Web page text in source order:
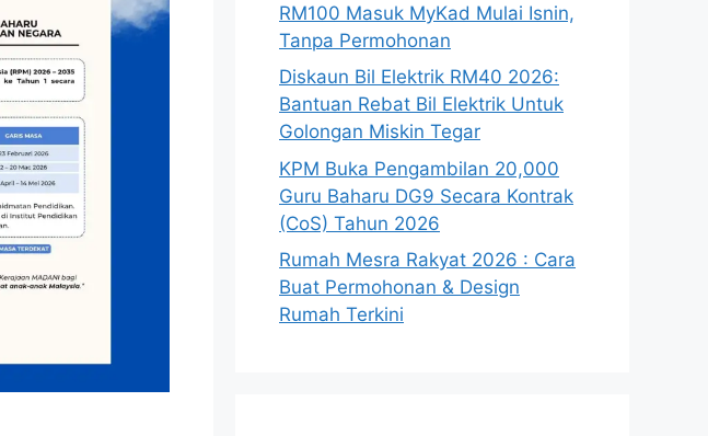
RM100 Masuk MyKad Mulai Isnin,
Tanpa Permohonan
Diskaun Bil Elektrik RM40 2026:
Bantuan Rebat Bil Elektrik Untuk
Golongan Miskin Tegar
KPM Buka Pengambilan 20,000
Guru Baharu DG9 Secara Kontrak
(CoS) Tahun 2026
Rumah Mesra Rakyat 2026 : Cara
Buat Permohonan & Design
Rumah Terkini